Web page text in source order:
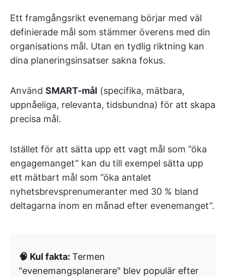
Ett framgångsrikt evenemang börjar med väl
definierade mål som stämmer överens med din
organisations mål. Utan en tydlig riktning kan
dina planeringsinsatser sakna fokus.
Använd SMART-mål (specifika, mätbara,
uppnåeliga, relevanta, tidsbundna) för att skapa
precisa mål.
Istället för att sätta upp ett vagt mål som ”öka
engagemanget” kan du till exempel sätta upp
ett mätbart mål som ”öka antalet
nyhetsbrevsprenumeranter med 30 % bland
deltagarna inom en månad efter evenemanget”.
🧠 Kul fakta: Termen
"evenemangsplanerare" blev populär efter